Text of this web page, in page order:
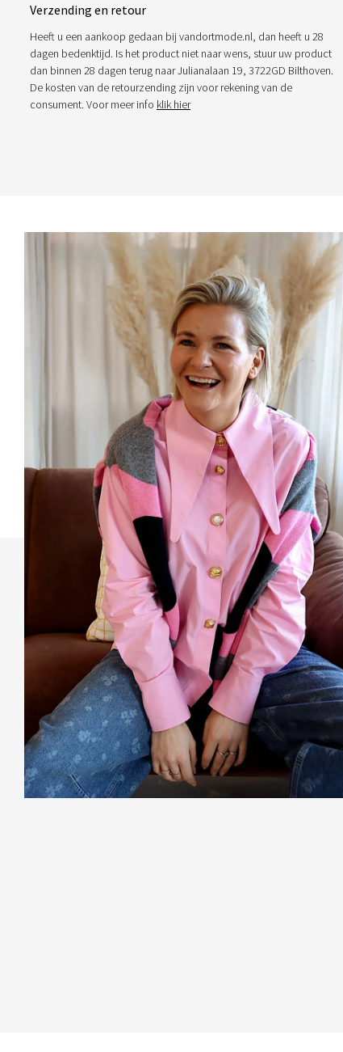
Verzending en retour
Heeft u een aankoop gedaan bij vandortmode.nl, dan heeft u 28
dagen bedenktijd. Is het product niet naar wens, stuur uw product
dan binnen 28 dagen terug naar Julianalaan 19, 3722GD Bilthoven.
De kosten van de retourzending zijn voor rekening van de
consument. Voor meer info klik hier